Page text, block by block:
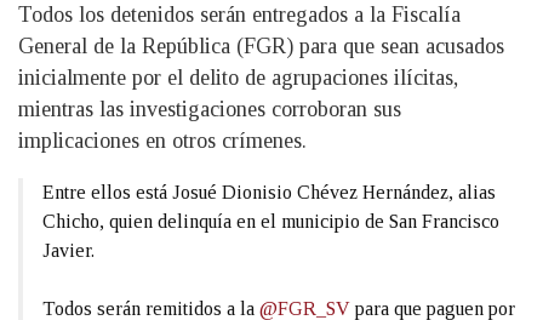
Todos los detenidos serán entregados a la Fiscalía
General de la República (FGR) para que sean acusados
inicialmente por el delito de agrupaciones ilícitas,
mientras las investigaciones corroboran sus
implicaciones en otros crímenes.
Entre ellos está Josué Dionisio Chévez Hernández, alias
Chicho, quien delinquía en el municipio de San Francisco
Javier.
Todos serán remitidos a la @FGR_SV para que paguen por